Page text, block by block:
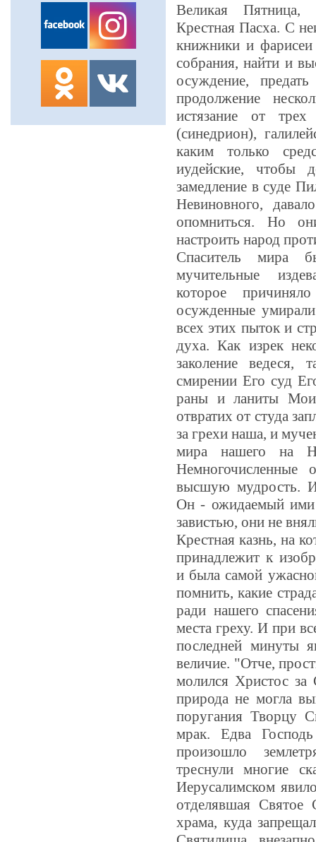
Великая Пятница,
Крестная Пасха. С
книжники и
собрания, найти и
осуждение,
продолжение
истязание от
(синедрион),
каким только
иудейские, чтобы
замедление в суде
Невиновного,
опомниться. Но
настроить народ
Спаситель мира
мучительные
которое
осужденные
всех этих пыток и
духа. Как изрек
заколение ведеся,
смирении Его суд
раны и ланиты
отвратих от студа
за грехи наша, и
мира нашего на
Немногочисленные
высшую мудрость.
Он - ожидаемый ими
завистью, они не
Крестная казнь, на
принадлежит к
и была самой
помнить, какие
ради нашего
места греху. И при
последней минуты
величие. "Отче,
молился Христос за
природа не могла
поругания Творцу
мрак. Едва
произошло
треснули многие
Иерусалимском
отделявшая Святое
храма, куда